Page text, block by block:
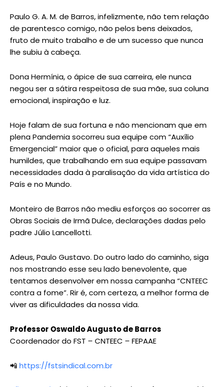
Paulo G. A. M. de Barros, infelizmente, não tem relação
de parentesco comigo, não pelos bens deixados,
fruto de muito trabalho e de um sucesso que nunca
lhe subiu à cabeça.
Dona Hermínia, o ápice de sua carreira, ele nunca
negou ser a sátira respeitosa de sua mãe, sua coluna
emocional, inspiração e luz.
Hoje falam de sua fortuna e não mencionam que em
plena Pandemia socorreu sua equipe com “Auxílio
Emergencial” maior que o oficial, para aqueles mais
humildes, que trabalhando em sua equipe passavam
necessidades dada à paralisação da vida artística do
País e no Mundo.
Monteiro de Barros não mediu esforços ao socorrer as
Obras Sociais de Irmã Dulce, declarações dadas pelo
padre Júlio Lancellotti.
Adeus, Paulo Gustavo. Do outro lado do caminho, siga
nos mostrando esse seu lado benevolente, que
tentamos desenvolver em nossa campanha “CNTEEC
contra a fome”. Rir é, com certeza, a melhor forma de
viver as dificuldades da nossa vida.
Professor Oswaldo Augusto de Barros
Coordenador do FST – CNTEEC – FEPAAE
📲 https://fstsindical.com.br